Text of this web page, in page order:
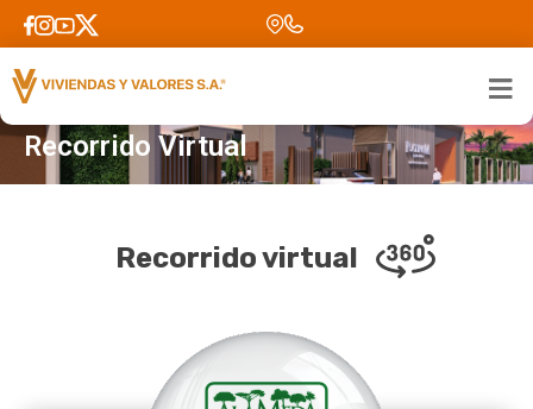
Inicio > Recorrido Virtual
Recorrido Virtual
Recorrido virtual